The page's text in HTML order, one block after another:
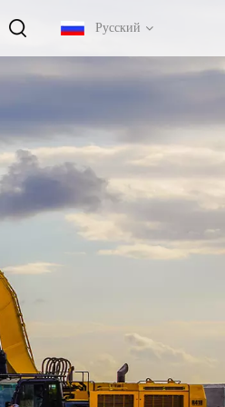
Русский
français
русский
español
português